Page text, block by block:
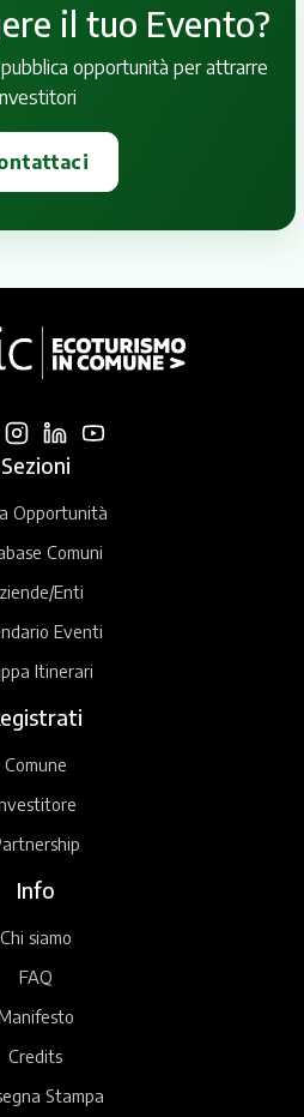
il tuo Evento?
opportunità per attrarre
Sezioni
Opportunità
Comuni
Enti
Eventi
Itinerari
Comune
Info
Chi siamo
FAQ
Credits
Stampa